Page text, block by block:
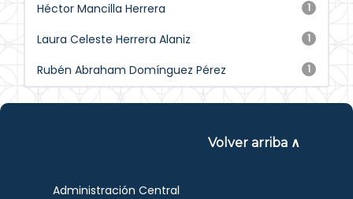
1
Héctor Mancilla Herrera
1
Laura Celeste Herrera Alaniz
1
Rubén Abraham Domínguez Pérez
Volver arriba ∧
Administración Central